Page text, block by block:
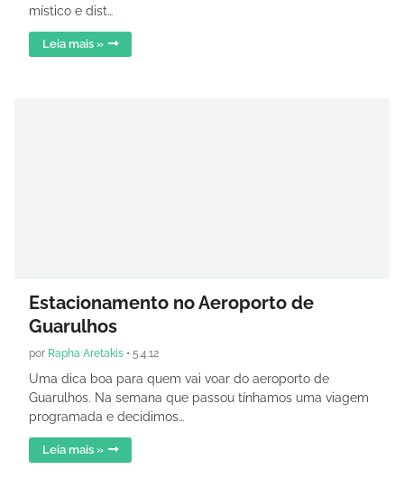
místico e dist…
Leia mais »
Estacionamento no Aeroporto de
Guarulhos
por Rapha Aretakis • 5.4.12
Uma dica boa para quem vai voar do aeroporto de
Guarulhos. Na semana que passou tínhamos uma viagem
programada e decidimos…
Leia mais »